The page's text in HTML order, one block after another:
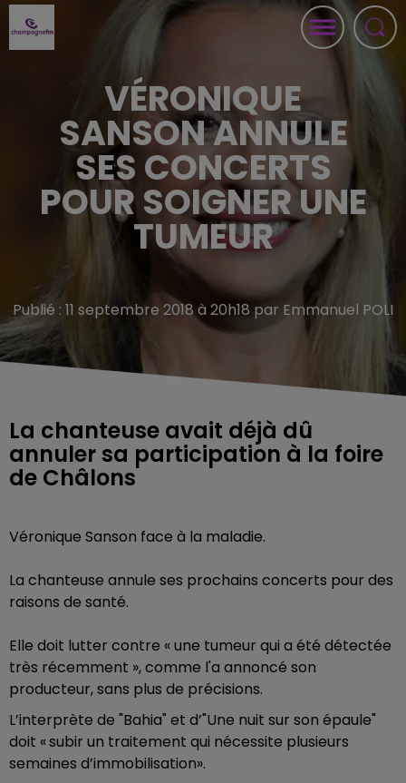
VÉRONIQUE
SANSON ANNULE
SES CONCERTS
POUR SOIGNER UNE
TUMEUR
Publié : 11 septembre 2018 à 20h18 par Emmanuel POLI
La chanteuse avait déjà dû
annuler sa participation à la foire
de Châlons
Véronique Sanson face à la maladie.
La chanteuse annule ses prochains concerts pour des
raisons de santé.
Elle doit lutter contre « une tumeur qui a été détectée
très récemment », comme l'a annoncé son
producteur, sans plus de précisions.
L’interprète de "Bahia" et d’"Une nuit sur son épaule"
doit « subir un traitement qui nécessite plusieurs
semaines d’immobilisation».